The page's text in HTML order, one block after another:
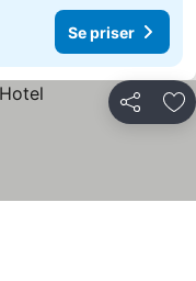
Se priser
Del